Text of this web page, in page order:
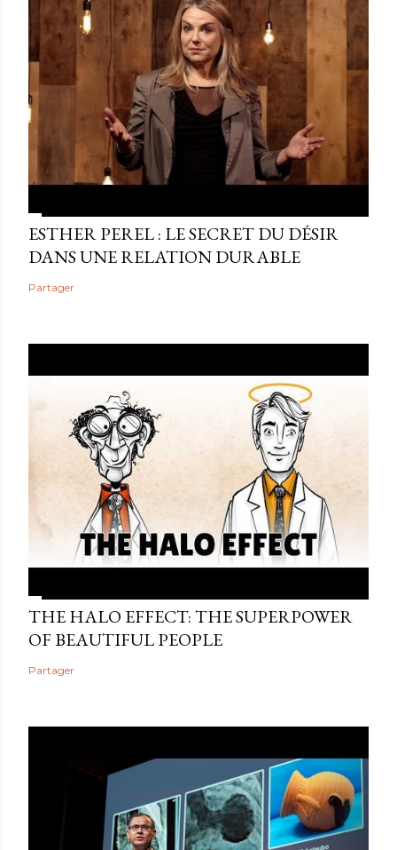
ESTHER PEREL : LE SECRET DU DÉSIR
DANS UNE RELATION DURABLE
Partager
THE HALO EFFECT: THE SUPERPOWER
OF BEAUTIFUL PEOPLE
Partager